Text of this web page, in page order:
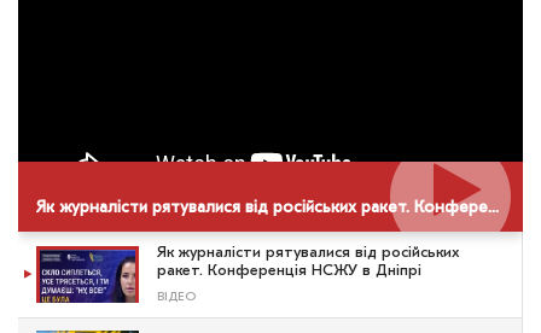
Як журналісти рятувалися від російських ракет. Конференція НСЖУ в Дніпрі
Як журналісти рятувалися від російських
ракет. Конференція НСЖУ в Дніпрі
ВІДЕО